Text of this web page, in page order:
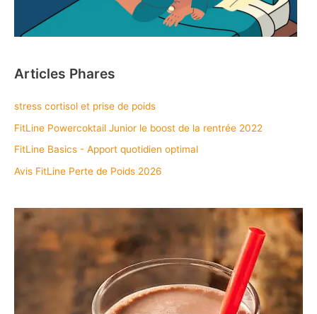
Articles Phares
stress cortisol et prise de poids
FitLine Powercoktail Junior le boost de la rentrée 2022
FitLine Basics - Apport quotidien optimal
Avis FitLine Perte de Poids 2026